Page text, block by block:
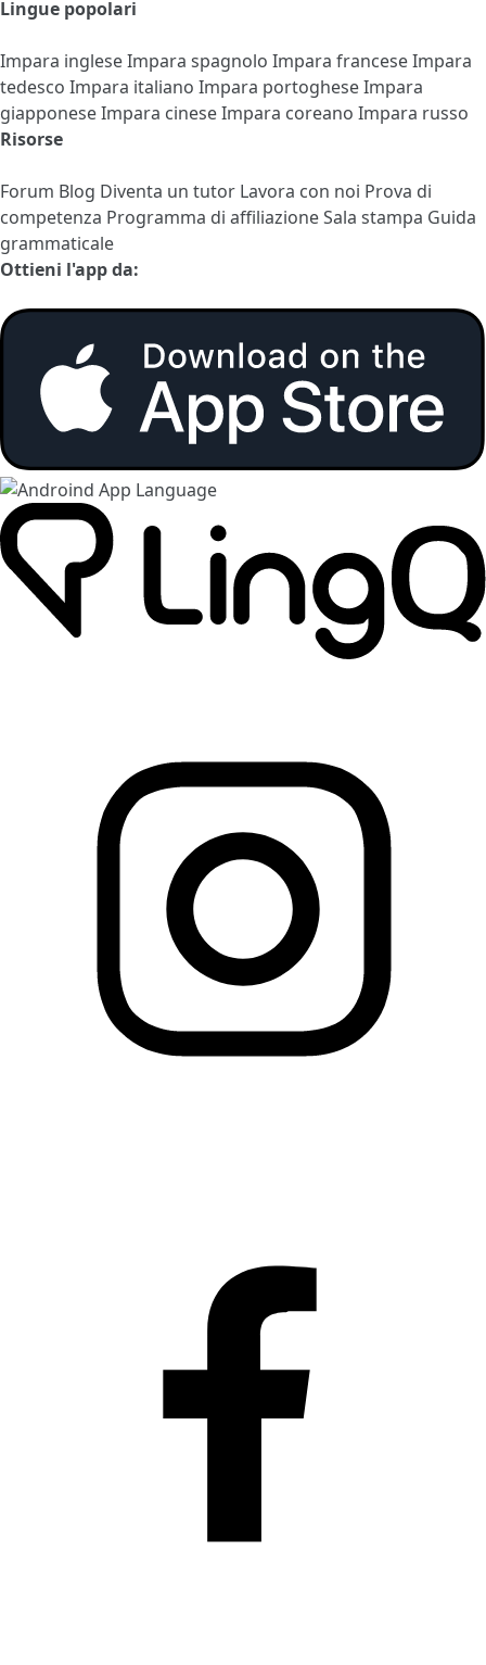
Lingue popolari
Impara ingleseImpara spagnolo Impara franceseImpara
tedesco Impara italiano Impara portogheseImpara
giapponeseImpara cineseImpara coreano Impara russo
Risorse
Forum Blog Diventa un tutor Lavora con noi Prova di
competenza Programma di affiliazioneSala stampa Guida
grammaticale
Ottieni l'app da: